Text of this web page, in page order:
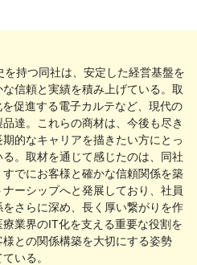
持つ同社は、安定した経営基盤を
信頼と実績を積み上げている。取
促進する電子カルテなど、現代の
達。これらの商材は、今後も尽き
的なキャリアを描きたい方にとっ
。取材を通じて感じたのは、同社
でにお客様と確かな信頼関係を築
ーシップへと発展しており、社員
さらに深め、長く厚い繋がりを作
業界のIT化を支える重要な役割を
との関係構築を大切にする姿勢
いる。